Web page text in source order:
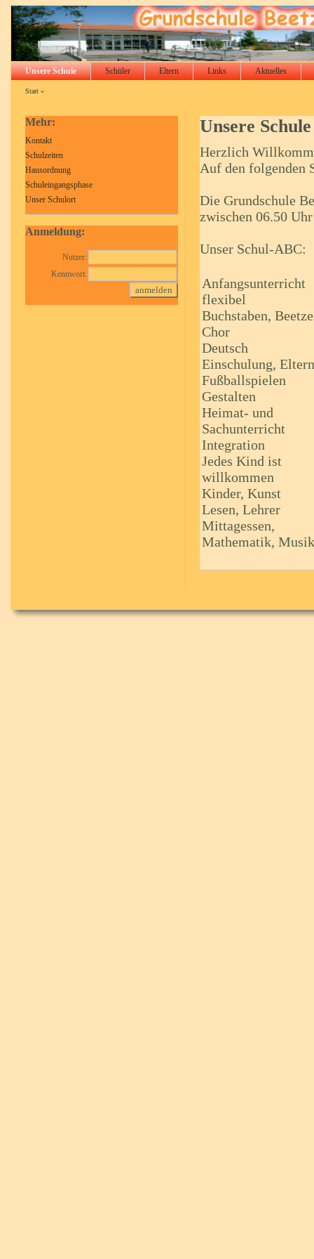
Unsere Schule Schüler Eltern Links Aktuelles
Start»
Mehr:
Kontakt
Schulzeiten
Hausordnung
Schuleingangsphase
Unser Schulort
Anmeldung:
Nutzer:
Kennwort:
Unsere Schule
Herzlich
Auf den folgenden
Die Grundschule
zwischen 06.50
Unser Schul-ABC:
Anfangsunterricht
flexibel
Buchstaben,
Chor
Deutsch
Einschulung, Eltern
Fußballspielen
Gestalten
Heimat- und
Sachunterricht
Integration
Jedes Kind ist
willkommen
Kinder, Kunst
Lesen, Lehrer
Mittagessen,
Mathematik, Musik